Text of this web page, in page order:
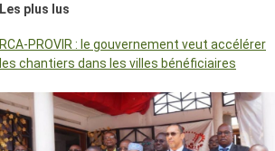
Les plus lus
RCA-PROVIR : le gouvernement veut accélérer
les chantiers dans les villes bénéficiaires